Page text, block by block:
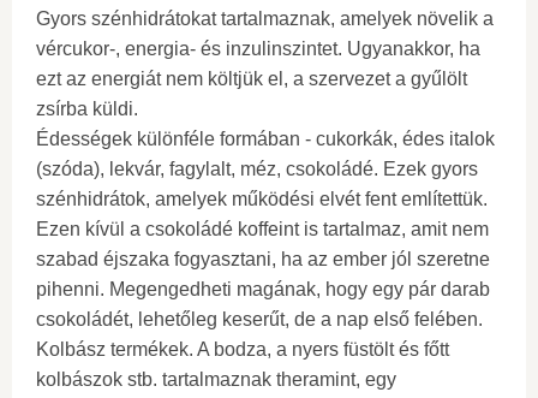
Gyors szénhidrátokat tartalmaznak, amelyek növelik a
vércukor-, energia- és inzulinszintet. Ugyanakkor, ha
ezt az energiát nem költjük el, a szervezet a gyűlölt
zsírba küldi.
Édességek különféle formában - cukorkák, édes italok
(szóda), lekvár, fagylalt, méz, csokoládé. Ezek gyors
szénhidrátok, amelyek működési elvét fent említettük.
Ezen kívül a csokoládé koffeint is tartalmaz, amit nem
szabad éjszaka fogyasztani, ha az ember jól szeretne
pihenni. Megengedheti magának, hogy egy pár darab
csokoládét, lehetőleg keserűt, de a nap első felében.
Kolbász termékek. A bodza, a nyers füstölt és főtt
kolbászok stb. tartalmaznak theramint, egy